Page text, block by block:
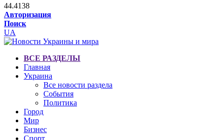
44.4138
Авторизация
Поиск
UA
ВСЕ РАЗДЕЛЫ
Главная
Украина
Все новости раздела
События
Политика
Город
Мир
Бизнес
Спорт